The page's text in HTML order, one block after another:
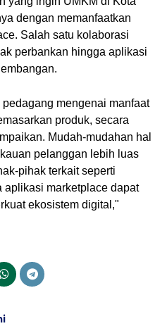
dengan memanfaatkan
Salah satu kolaborasi
perbankan hingga aplikasi
mengenai manfaat
produk, secara
Mudah-mudahan hal
pelanggan lebih luas
pihak terkait seperti
aplikasi marketplace dapat
ekosistem digital,"